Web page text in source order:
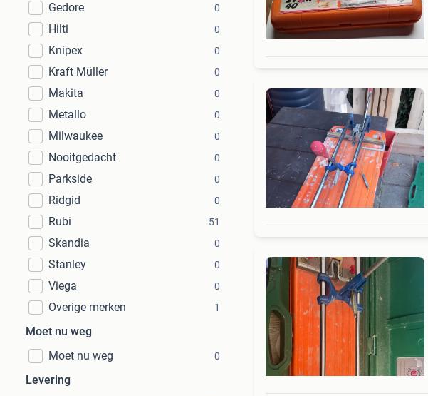
Gedore 0
Hilti 0
Knipex 0
Kraft Müller 0
Makita 0
Metallo 0
Milwaukee 0
Nooitgedacht 0
Parkside 0
Ridgid 0
Rubi 51
Skandia 0
Stanley 0
Viega 0
Overige merken 1
Moet nu weg
Moet nu weg
0
Levering